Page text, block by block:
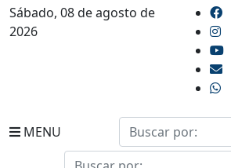
Sábado, 08 de agosto de
2026
MENU